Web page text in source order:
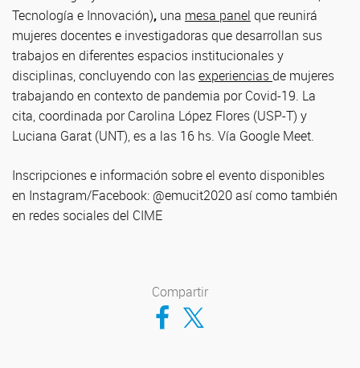
Tecnología e Innovación), una mesa panel que reunirá
mujeres docentes e investigadoras que desarrollan sus
trabajos en diferentes espacios institucionales y
disciplinas, concluyendo con lasexperienciasde mujeres
trabajando en contexto de pandemia por Covid-19. La
cita, coordinada por Carolina López Flores (USP-T) y
Luciana Garat (UNT), es a las 16 hs. Vía Google Meet.
Inscripciones e información sobre el evento disponibles
en Instagram/Facebook: @emucit2020 así como también
en redes sociales del CIME
Compartir
Compartir en Facebook
Compartir en Twitter